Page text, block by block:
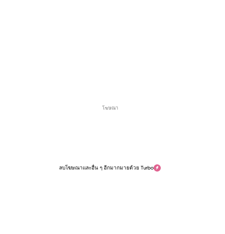
โฆษณา
ลบโฆษณาและอื่น ๆ อีกมากมายด้วย Turbo